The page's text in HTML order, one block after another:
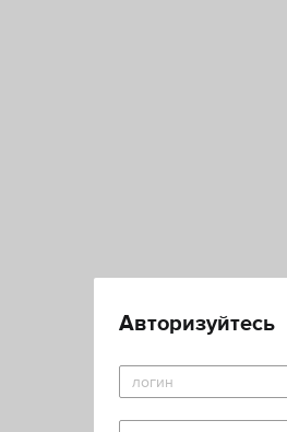
Авторизуйтесь